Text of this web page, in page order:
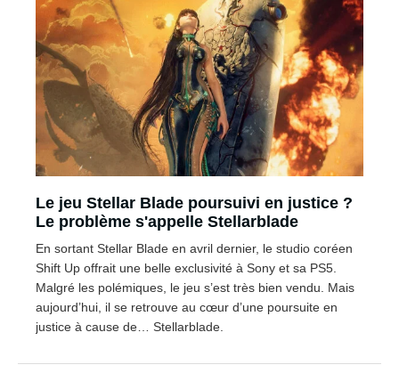
Le jeu Stellar Blade poursuivi en justice ?
Le problème s'appelle Stellarblade
En sortant Stellar Blade en avril dernier, le studio coréen
Shift Up offrait une belle exclusivité à Sony et sa PS5.
Malgré les polémiques, le jeu s’est très bien vendu. Mais
aujourd’hui, il se retrouve au cœur d’une poursuite en
justice à cause de… Stellarblade.